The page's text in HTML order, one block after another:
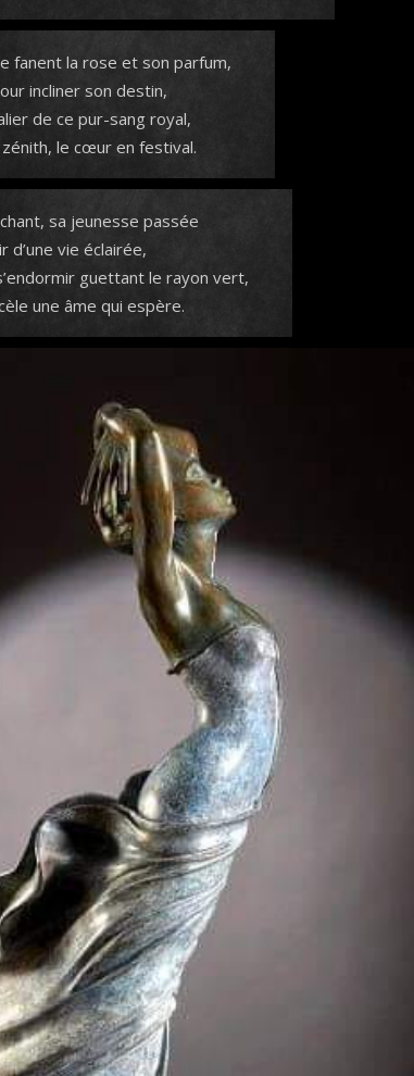
fanent la rose et son parfum,
incliner son destin,
de ce pur-sang royal,
le cœur en festival.
sa jeunesse passée
d’une vie éclairée,
guettant le rayon vert,
une âme qui espère.